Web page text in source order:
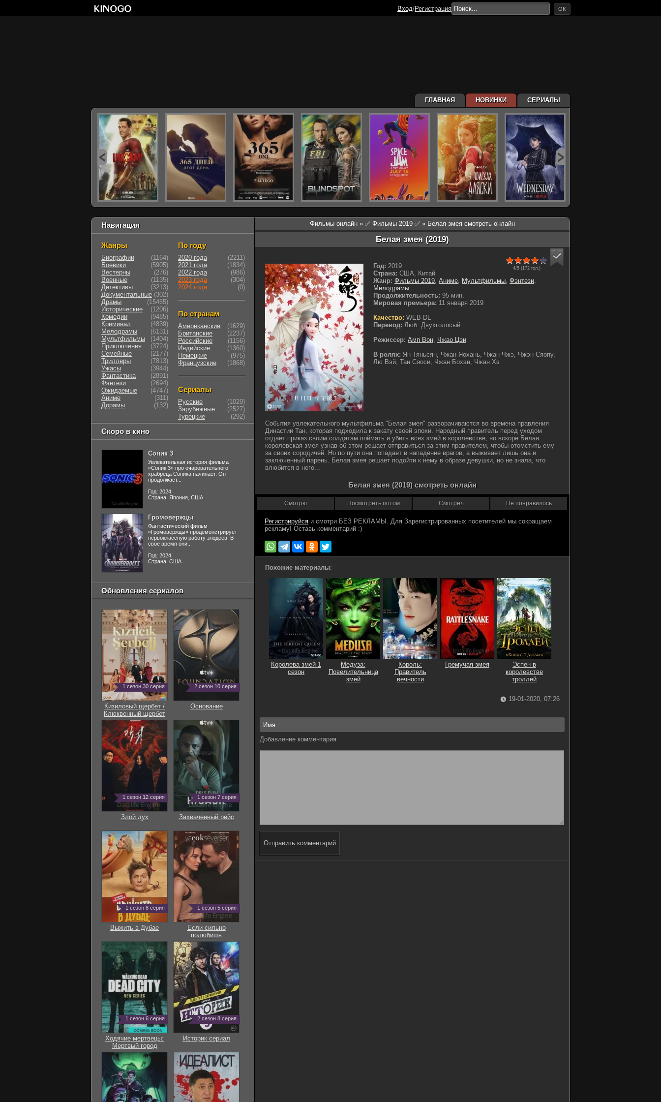
Фильмы онлайн » ✅ Фильмы 2019 ✅ » Белая змея смотреть онлайн
Белая змея (2019)
4/5 (172гол.)
Год: 2019
Страна: США, Китай
Жанр: Фильмы 2019, Аниме, Мультфильмы, Фэнтези,
Мелодрамы
Продолжительность: 95 мин.
Мировая премьера: 11 января 2019
Качество: WEB-DL
Перевод: Люб. Двухголосый
Режиссер: Амп Вон, Чжао Цзи
В ролях: Ян Тяньсян, Чжан Яохань, Чжан Чжэ, Чжэн Сяопу,
Лю Вэй, Тан Сяоси, Чжан Бохэн, Чжан Хэ
События увлекательного мультфильма "Белая змея" разворачиваются во времена правления
Династии Тан, которая подходила к закату своей эпохи. Народный правитель перед уходом
отдает приказ своим солдатам поймать и убить всех змей в королевстве, но вскоре Белая
королевская змея узнав об этом решает отправиться за этим правителем, чтобы отомстить ему
за своих сородичей. Но по пути она попадает в нападение врагов, а выживает лишь она и
заключенный парень. Белая змея решает подойти к нему в образе девушки, но не знала, что
влюбится в него...
Белая змея (2019) смотреть онлайн
Смотрю Посмотреть потом Смотрел Не понравилось
Регистрируйся
Похожие материалы:
Королева змей 1
сезон
Медуза:
Повелительница
змей
Король:
Правитель
вечности
Гремучая змея
Эспен в
королевстве
троллей
19-01-2020, 07:26
Добавление комментария
Отправить комментарий
Навигация
Жанры
Биографии
(1164)
Боевики
(5905)
Вестерны
(276)
Военные
(1135)
Детективы
(3213)
Документальные (302)
Драмы
(15465)
Исторические
(1206)
Комедии
(9485)
Криминал
(4839)
Мелодрамы
(6131)
Мультфильмы
(1404)
Приключения
(3724)
Семейные
(2177)
Триллеры
(7813)
Ужасы
(3944)
Фантастика
(2891)
Фэнтези
(2694)
Ожидаемые
(4747)
Аниме
(311)
Дорамы
(132)
По году
2020 года
(2211)
2021 года
(1834)
2022 года
(986)
2023 года
(304)
2024 года
(0)
По странам
Американские
(1629)
Британские
(2237)
Российские
(1156)
Индийские
(1360)
Немецкие
(975)
Французские
(1868)
Сериалы
Русские
(1029)
Зарубежные
(2527)
Турецкие
(292)
Скоро в кино
Соник 3
Увлекательная история фильма
«Соник 3» про очаровательного
храбреца Соника начинает. Он
продолжает...
Год: 2024
Страна: Япония, США
Громовержцы
Фантастический фильм
«Громовержцы» продемонстрирует
первоклассную работу злодеев. В
свое время они...
Год: 2024
Страна: США
Обновления сериалов
1 сезон 30 серия
Кизиловый щербет /
Клюквенный щербет
2 сезон 10 серия
Основание
1 сезон 12 серия
Злой дух
1 сезон 7 серия
Захваченный рейс
1 сезон 8 серия
Выжить в Дубае
1 сезон 5 серия
Если сильно
полюбишь
1 сезон 6 серия
Ходячие мертвецы:
Мертвый город
2 сезон 8 серия
Историк сериал
ГЛАВНАЯ НОВИНКИ СЕРИАЛЫ
Вход/Регистрация OK